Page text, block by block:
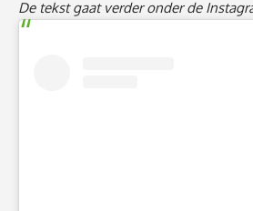
De tekst gaat verder onder de